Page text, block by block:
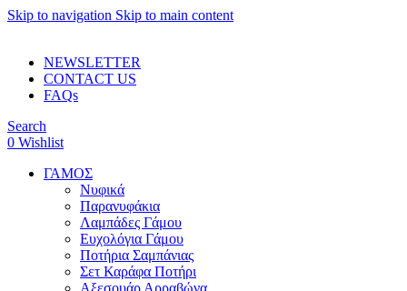
Skip to navigation Skip to main content
NEWSLETTER
CONTACT US
FAQs
Search
0 Wishlist
ΓΑΜΟΣ
Νυφικά
Παρανυφάκια
Λαμπάδες Γάμου
Ευχολόγια Γάμου
Ποτήρια Σαμπάνιας
Σετ Καράφα Ποτήρι
Αξεσουάρ Αρραβώνα